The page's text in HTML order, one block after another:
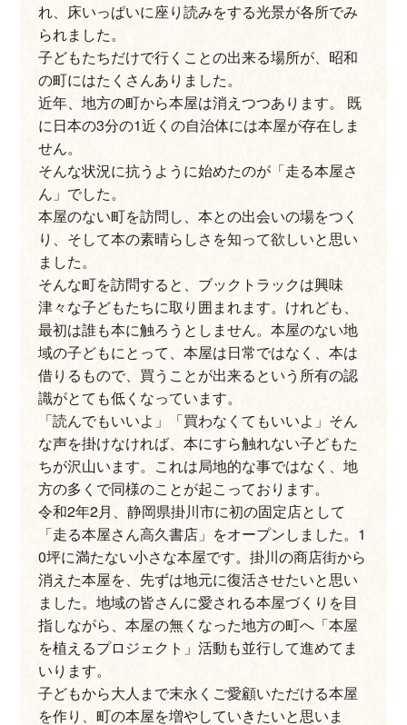
れ、床いっぱいに座り読みをする光景が各所でみ
られました。
子どもたちだけで行くことの出来る場所が、昭和
の町にはたくさんありました。
近年、地方の町から本屋は消えつつあります。 既
に日本の3分の1近くの自治体には本屋が存在しま
せん。
そんな状況に抗うように始めたのが「走る本屋さ
ん」でした。
本屋のない町を訪問し、本との出会いの場をつく
り、そして本の素晴らしさを知って欲しいと思い
ました。
そんな町を訪問すると、ブックトラックは興味
津々な子どもたちに取り囲まれます。けれども、
最初は誰も本に触ろうとしません。本屋のない地
域の子どもにとって、本屋は日常ではなく、本は
借りるもので、買うことが出来るという所有の認
識がとても低くなっています。
「読んでもいいよ」「買わなくてもいいよ」そん
な声を掛けなければ、本にすら触れない子どもた
ちが沢山います。これは局地的な事ではなく、地
方の多くで同様のことが起こっております。
令和2年2月、静岡県掛川市に初の固定店として
「走る本屋さん高久書店」をオープンしました。1
0坪に満たない小さな本屋です。掛川の商店街から
消えた本屋を、先ずは地元に復活させたいと思い
ました。地域の皆さんに愛される本屋づくりを目
指しながら、本屋の無くなった地方の町へ「本屋
を植えるプロジェクト」活動も並行して進めてま
いります。
子どもから大人まで末永くご愛顧いただける本屋
を作り、町の本屋を増やしていきたいと思いま